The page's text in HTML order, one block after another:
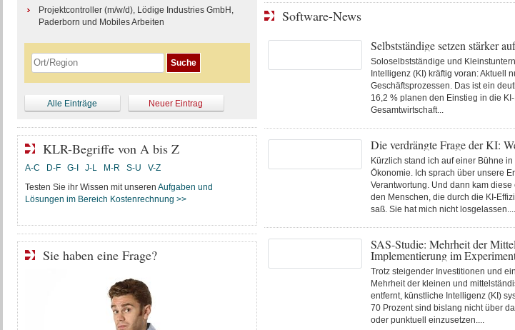
Software-News
Selbstständige setzen stärker
Soloselbstständige und
Intelligenz (KI) kräftig voran: Aktuell
Geschäftsprozessen. Das ist ein
16,2 % planen den Einstieg in die
Gesamtwirtschaft...
Die verdrängte Frage der KI:
Kürzlich stand ich auf einer Bühne
Ökonomie. Ich sprach über unsere
Verantwortung. Und dann kam
den Menschen, die durch die KI-
saß. Sie hat mich nicht losgelassen....
SAS-Studie: Mehrheit der
Implementierung im
Trotz steigender Investitionen und
Mehrheit der kleinen und
entfernt, künstliche Intelligenz (KI)
70 Prozent sind bislang nicht über
oder punktuell einzusetzen....
Projektcontroller (m/w/d), Lödige Industries GmbH,
Paderborn und Mobiles Arbeiten
Alle Einträge Neuer Eintrag
KLR-Begriffe von A bis Z
A-C D-F G-I J-L M-R S-U
V-Z
Testen Sie ihr Wissen mit unseren Aufgaben und
Lösungen im Bereich Kostenrechnung >>
Sie haben eine Frage?